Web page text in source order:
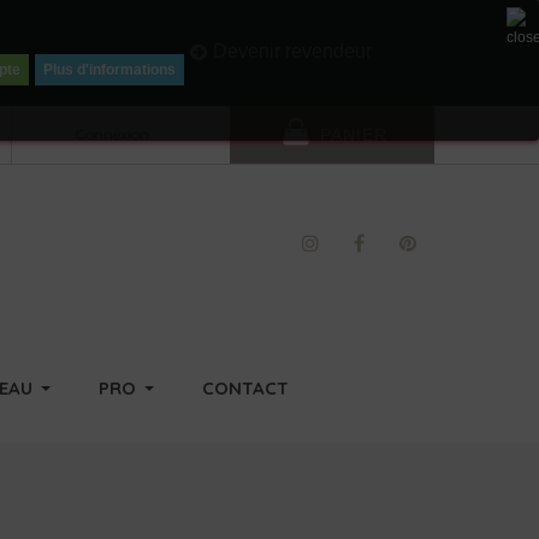
Plus d'informations
PRO CONTACT